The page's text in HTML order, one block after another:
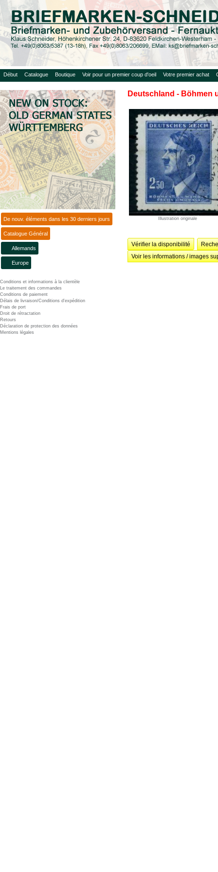
Début Catalogue Boutique Voir pour un premier coup d'oeil Votre premier achat
De nouv. éléments dans les 30 derniers jours
Catalogue Général
Allemands
Europe
Conditions et informations à la clientèle
Le traitement des commandes
Conditions de paiement
Délais de livraison/Conditions d'expédition
Frais de port
Droit de rétractation
Retours
Déclaration de protection des données
Mentions légales
Deutschland - Böhmen
Illustration originale
Vérifier la disponibilité
Voir les informations / images